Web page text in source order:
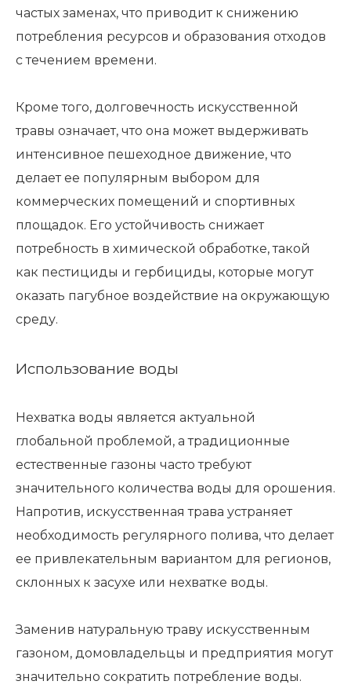
частых заменах, что приводит к снижению
потребления ресурсов и образования отходов
с течением времени.
Кроме того, долговечность искусственной
травы означает, что она может выдерживать
интенсивное пешеходное движение, что
делает ее популярным выбором для
коммерческих помещений и спортивных
площадок. Его устойчивость снижает
потребность в химической обработке, такой
как пестициды и гербициды, которые могут
оказать пагубное воздействие на окружающую
среду.
Использование воды
Нехватка воды является актуальной
глобальной проблемой, а традиционные
естественные газоны часто требуют
значительного количества воды для орошения.
Напротив, искусственная трава устраняет
необходимость регулярного полива, что делает
ее привлекательным вариантом для регионов,
склонных к засухе или нехватке воды.
Заменив натуральную траву искусственным
газоном, домовладельцы и предприятия могут
значительно сократить потребление воды.